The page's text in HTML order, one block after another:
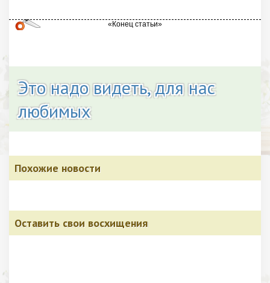
Это надо видеть, для нас
любимых
Похожие новости
Оставить свои восхищения